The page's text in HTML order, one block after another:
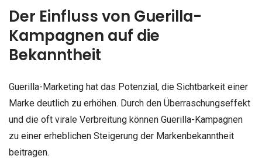
Der Einfluss von Guerilla-
Kampagnen auf die
Bekanntheit
Guerilla-Marketing hat das Potenzial, die Sichtbarkeit einer
Marke deutlich zu erhöhen. Durch den Überraschungseffekt
und die oft virale Verbreitung können Guerilla-Kampagnen
zu einer erheblichen Steigerung der Markenbekanntheit
beitragen.